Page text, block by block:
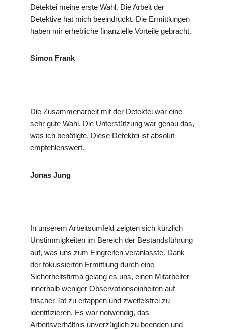
Detektei meine erste Wahl. Die Arbeit der
Detektive hat mich beeindruckt. Die Ermittlungen
haben mir erhebliche finanzielle Vorteile gebracht.
Simon Frank
Die Zusammenarbeit mit der Detektei war eine
sehr gute Wahl. Die Unterstützung war genau das,
was ich benötigte. Diese Detektei ist absolut
empfehlenswert.
Jonas Jung
In unserem Arbeitsumfeld zeigten sich kürzlich
Unstimmigkeiten im Bereich der Bestandsführung
auf, was uns zum Eingreifen veranlasste. Dank
der fokussierten Ermittlung durch eine
Sicherheitsfirma gelang es uns, einen Mitarbeiter
innerhalb weniger Observationseinheiten auf
frischer Tat zu ertappen und zweifelsfrei zu
identifizieren. Es war notwendig, das
Arbeitsverhältnis unverzüglich zu beenden und